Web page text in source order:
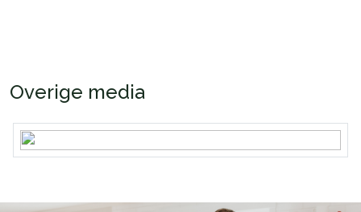
Overige media